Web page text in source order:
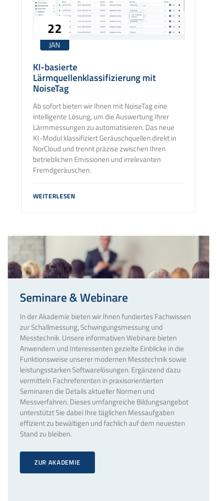
22
JAN
KI-basierte
Lärmquellenklassifizierung mit
NoiseTag
Ab sofort bieten wir Ihnen mit NoiseTag eine
intelligente Lösung, um die Auswertung Ihrer
Lärmmessungen zu automatisieren. Das neue
KI-Modul klassifiziert Geräuschquellen direkt in
NorCloud und trennt präzise zwischen Ihren
betrieblichen Emissionen und irrelevanten
Fremdgeräuschen.
WEITERLESEN
Seminare & Webinare
In der Akademie bieten wir Ihnen fundiertes Fachwissen
zur Schallmessung, Schwingungsmessung und
Messtechnik. Unsere informativen Webinare bieten
Anwendern und Interessenten gezielte Einblicke in die
Funktionsweise unserer modernen Messtechnik sowie
leistungsstarken Softwarelösungen. Ergänzend dazu
vermitteln Fachreferenten in praxisorientierten
Seminaren die Details aktueller Normen und
Messverfahren. Dieses umfangreiche Bildungsangebot
unterstützt Sie dabei Ihre täglichen Messaufgaben
effizient zu bewältigen und fachlich auf dem neuesten
Stand zu bleiben.
ZUR AKADEMIE